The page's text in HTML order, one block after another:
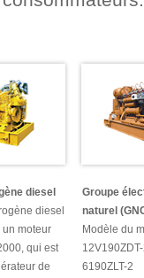
diesel
diesel
moteur
qui est
de
Groupe
naturel
Modèle du
6190ZLT-2